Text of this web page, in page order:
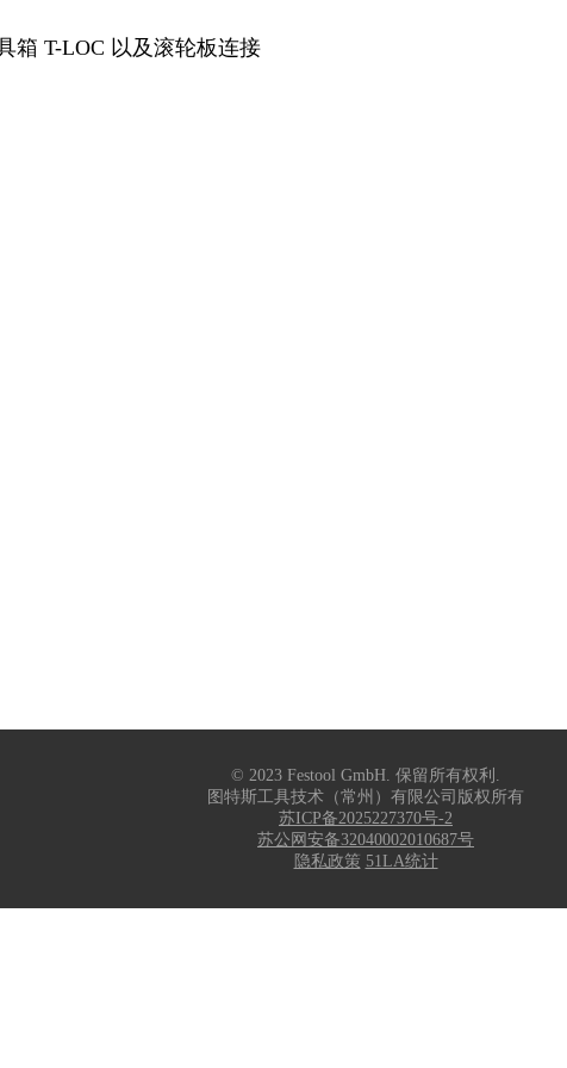
箱 T-LOC 以及滚轮板连接
© 2023 Festool GmbH. 保留所有权利.
图特斯工具技术（常州）有限公司版权所有
苏ICP备2025227370号-2
苏公网安备32040002010687号
隐私政策 51LA统计